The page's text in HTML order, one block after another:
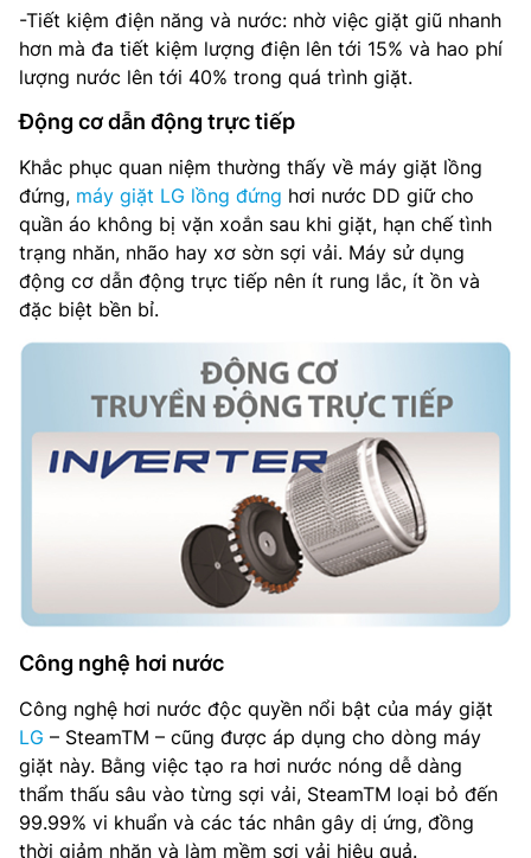
-Tiết kiệm điện năng và nước: nhờ việc giặt giũ nhanh
hơn mà đa tiết kiệm lượng điện lên tới 15% và hao phí
lượng nước lên tới 40% trong quá trình giặt.
Động cơ dẫn động trực tiếp
Khắc phục quan niệm thường thấy về máy giặt lồng
đứng, máy giặt LG lồng đứng hơi nước DD giữ cho
quần áo không bị vặn xoắn sau khi giặt, hạn chế tình
trạng nhăn, nhão hay xơ sờn sợi vải. Máy sử dụng
động cơ dẫn động trực tiếp nên ít rung lắc, ít ồn và
đặc biệt bền bỉ.
Công nghệ hơi nước
Công nghệ hơi nước độc quyền nổi bật của máy giặt
LG – SteamTM – cũng được áp dụng cho dòng máy
giặt này. Bằng việc tạo ra hơi nước nóng dễ dàng
thẩm thấu sâu vào từng sợi vải, SteamTM loại bỏ đến
99.99% vi khuẩn và các tác nhân gây dị ứng, đồng
thời giảm nhăn và làm mềm sợi vải hiệu quả.